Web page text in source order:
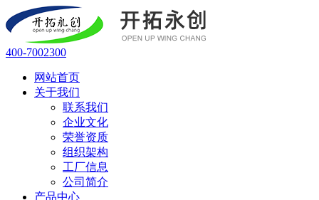
400-7002300
网站首页
关于我们
联系我们
企业文化
荣誉资质
组织架构
工厂信息
公司简介
产品中心